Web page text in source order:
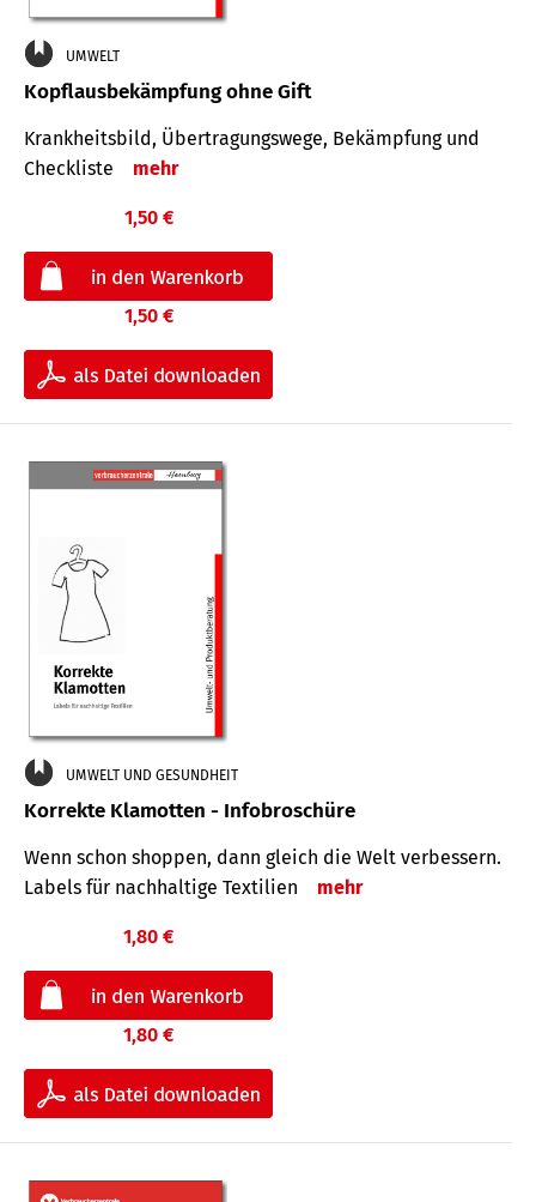
UMWELT
Kopflausbekämpfung ohne Gift
Krankheits­bild, Übertra­gungs­wege, Bekämpfung und
Check­liste
mehr
1,50 €
1,50 €
UMWELT UND GESUNDHEIT
Korrekte Klamotten - Infobroschüre
Wenn schon shoppen, dann gleich die Welt verbessern.
Labels für nachhaltige Textilien
mehr
1,80 €
1,80 €